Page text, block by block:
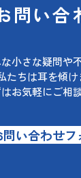
問い合
小さな疑問や
たちは耳を傾け
お気軽にご相
問い合わせフ